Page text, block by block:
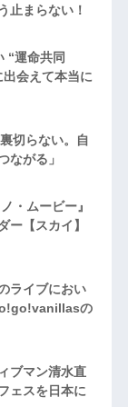
止まらない！
“運命共同
会えて本当に
切らない。自
ながる」
・ムービー』
ー【スカイ】
ライブにおい
の
ブマン清水直
ェスを日本に